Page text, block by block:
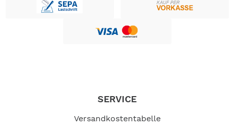
SERVICE
Versandkostentabelle